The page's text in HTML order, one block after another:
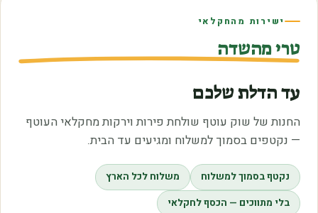
ישירות מהחקלאי
טרי מהשדה
עד הדלת שלכם
החנות של שוק עוטף שולחת פירות וירקות מחקלאי העוטף
— נקטפים בסמוך למשלוח ומגיעים עד הבית.
נקטף בסמוך למשלוח
משלוח לכל הארץ
בלי מתווכים — הכסף לחקלאי